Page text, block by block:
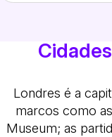
Londres é a
marcos como
Museum; as